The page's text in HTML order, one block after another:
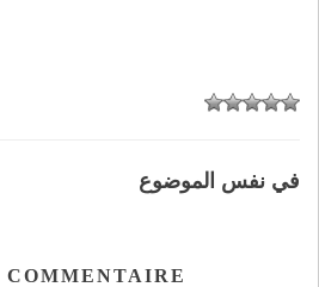
في نفس الموضوع
COMMENTAIRE